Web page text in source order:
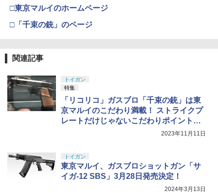
□東京マルイのホームページ
□「千束の銃」のページ
関連記事
トイガン
特集
「リコリコ」ガスブロ「千束の銃」は東
京マルイのこだわり満載！ ストライクプ
レートだけじゃないこだわりポイント紹
2023年11月11日
トイガン
東京マルイ、ガスブロショットガン「サ
イガ-12 SBS」3月28日発売決定！
2024年3月13日